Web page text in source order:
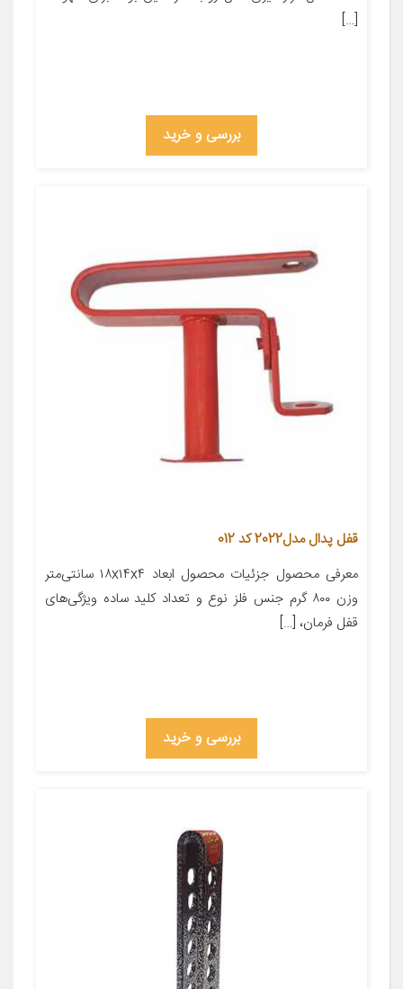
[…]
بررسی و خرید
قفل پدال مدل2022 کد 012
معرفی محصول جزئیات محصول ابعاد ۱۸x۱۴x۴ سانتی‌متر
وزن ۸۰۰ گرم جنس فلز نوع و تعداد کلید ساده ویژگی‌های
قفل فرمان، […]
بررسی و خرید